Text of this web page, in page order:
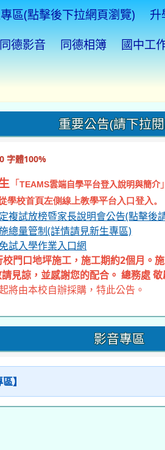
區(點擊後下拉網頁瀏覽) 升
德影音 同德相簿 國中工
重要公告(請下拉
字體100%
「TEAMS雲端自學平台登入說明與簡介
學校首頁左側線上教學平台入口登入。
複試放榜暨家長說明會公告(點擊後
總量管制(詳情請見新生專區)
試入學作業入口網
門口地坪施工，施工期約2個月。
見諒，並感謝您的配合。 總務處 敬
由本校自辦採購，特此公告。
影音專區
】